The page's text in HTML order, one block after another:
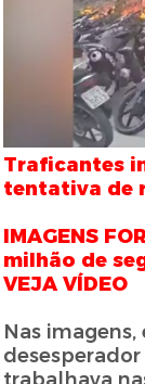
Traficantes
tentativa de
IMAGENS
milhão de
VEJA VÍDEO
Nas